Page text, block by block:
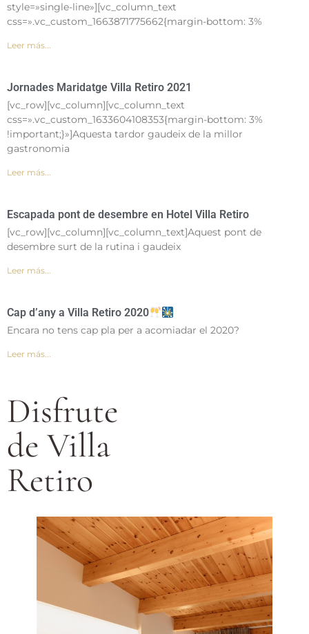
style=»single-line»][vc_column_text
css=».vc_custom_1663871775662{margin-bottom: 3%
Leer más...
Jornades Maridatge Villa Retiro 2021
[vc_row][vc_column][vc_column_text
css=».vc_custom_1633604108353{margin-bottom: 3%
!important;}»]Aquesta tardor gaudeix de la millor
gastronomia
Leer más...
Escapada pont de desembre en Hotel Villa Retiro
[vc_row][vc_column][vc_column_text]Aquest pont de
desembre surt de la rutina i gaudeix
Leer más...
Cap d’any a Villa Retiro 2020
Encara no tens cap pla per a acomiadar el 2020?
Leer más...
Disfrute
de Villa
Retiro